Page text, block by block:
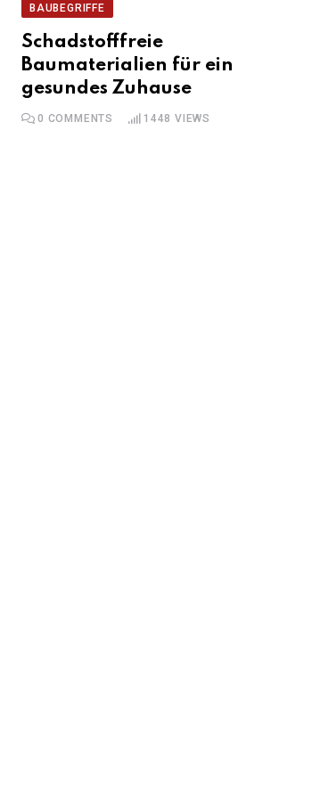
BAUBEGRIFFE
Schadstofffreie
Baumaterialien für ein
gesundes Zuhause
0 COMMENTS 1448 VIEWS